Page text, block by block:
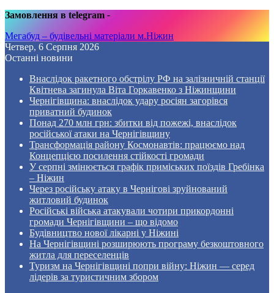
Замовлення в telegram -
Мегабуд – будівельні матеріали м.Ніжин
Четвер, 6 Серпня 2026
Останні новини
Внаслідок ракетного обстрілу РФ на залізничній станції
Квітнева загинула Віта Горкавенко з Ніжинщини
Чернігівщина: внаслідок удару росіян загорівся
приватний будинок
Понад 270 млн грн: збитки від пожежі, внаслідок
російської атаки на Чернігівщину
Трансформація району Космонавтів: працюємо над
Концепцією посилення стійкості громади
У серпні змінюється графік приміських поїздів Гребінка
– Ніжин
Через російську атаку в Чернігові зруйнований
житловий будинок
Російські війська атакували чотири прикордонні
громади Чернігівщини – що відомо
Будівництво нової лікарні у Ніжині
На Чернігівщині розширюють програму безкоштовного
житла для переселенців
Туризм на Чернігівщині попри війну: Ніжин — серед
лідерів за туристичним збором